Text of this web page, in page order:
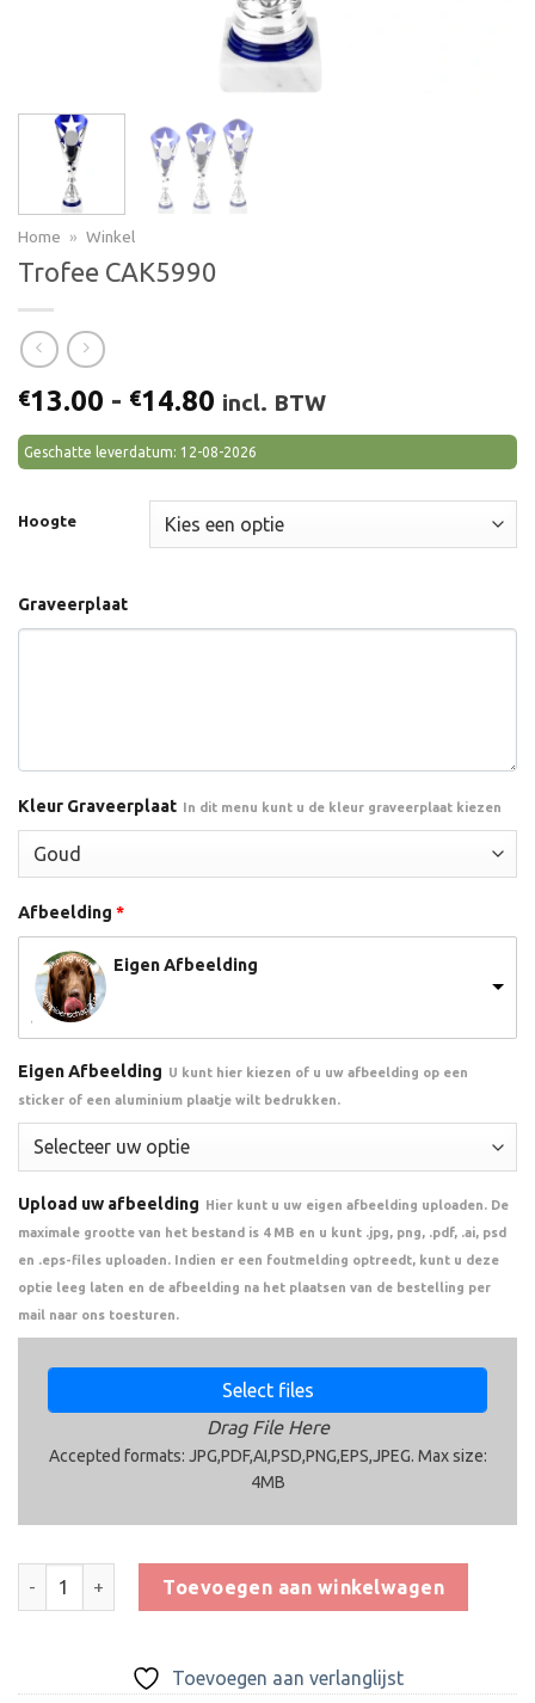
Home » Winkel
Trofee CAK5990
€13.00 - €14.80 Prijsklasse:
€13.00
tot
incl. BTW
Geschatte leverdatum: 12-08-2026
Hoogte
Graveerplaat
Kleur Graveerplaat In dit menu kunt u de kleur graveerplaat kiezen
Afbeelding *
Eigen Afbeelding
Eigen Afbeelding U kunt hier kiezen of u uw afbeelding op een
sticker of een aluminium plaatje wilt bedrukken.
Upload uw afbeelding Hier kunt u uw eigen afbeelding uploaden. De
maximale grootte van het bestand is 4 MB en u kunt .jpg, png, .pdf, .ai, psd
en .eps-files uploaden. Indien er een foutmelding optreedt, kunt u deze
optie leeg laten en de afbeelding na het plaatsen van de bestelling per
mail naar ons toesturen.
Select files
Drag File Here
Accepted formats: JPG,PDF,AI,PSD,PNG,EPS,JPEG. Max size:
4MB
Toevoegen aan winkelwagen
Toevoegen aan verlanglijst